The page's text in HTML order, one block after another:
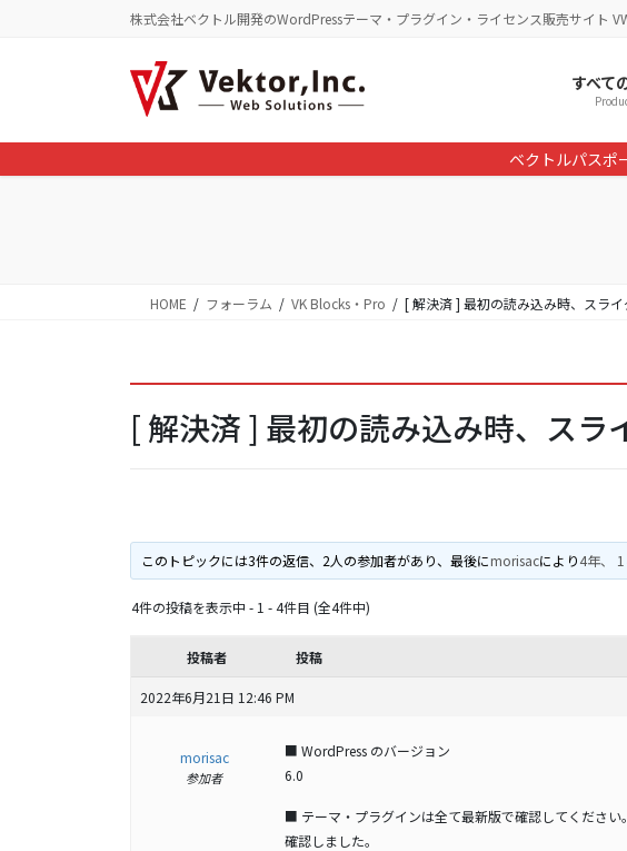
に
移
ョ
ン
株式会社ベクトル開発のWordPressテーマ・プラグイン・ライセンス販売サイト
すべて
ベクトルパスポ
HOME フォーラム VK Blocks・Pro [ 解決済 ] 最初の読み込み時、スラ
[ 解決済 ] 最初の読み込み時、スラ
このトピックには3件の返信、2人の参加者があり、最後にmorisacにより4年、
4件の投稿を表示中 - 1 - 4件目 (全4件中)
投稿者 投稿
2022年6月21日 12:46 PM
morisac
参加者
■ WordPress のバージョン
6.0
■ テーマ・プラグインは全て最新版で確認してください。
確認しました。